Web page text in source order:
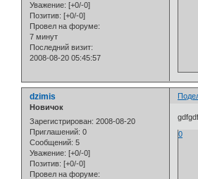
Уважение: [+0/-0]
Позитив: [+0/-0]
Провел на форуме:
7 минут
Последний визит:
2008-08-20 05:45:57
dzimis
Новичок
Зарегистрирован: 2008-08-20
Приглашений: 0
Сообщений: 5
Уважение: [+0/-0]
Позитив: [+0/-0]
Провел на форуме:
0